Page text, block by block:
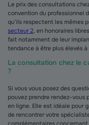
Le prix des consultations
convention du professionnel
qu’ils respectent les mêmes
secteur 2, en honoraires
fait notamment de leur
tendance à être plus élevés à
La consultation chez le
?
Si vous vous posez des
pouvez prendre rendez-vous
en ligne. Elle est idéale pour
de rencontrer votre